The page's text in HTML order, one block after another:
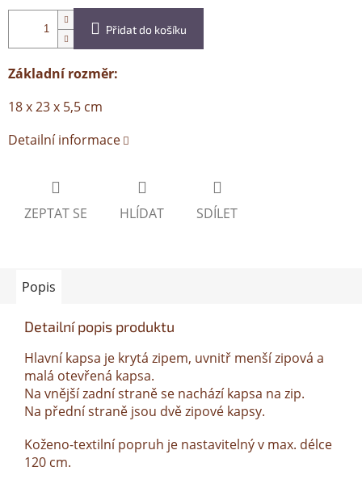
Přidat do košíku
Základní rozměr:
18 x 23 x 5,5 cm
Detailní informace
ZEPTAT SE HLÍDAT SDÍLET
Popis
Detailní popis produktu
Hlavní kapsa je krytá zipem, uvnitř menší zipová a
malá otevřená kapsa.
Na vnější zadní straně se nachází kapsa na zip.
Na přední straně jsou dvě zipové kapsy.
Koženo-textilní popruh je nastavitelný v max. délce
120 cm.